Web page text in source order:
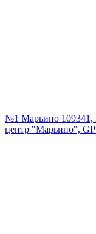
№1 Марьино
центр "Марьино",